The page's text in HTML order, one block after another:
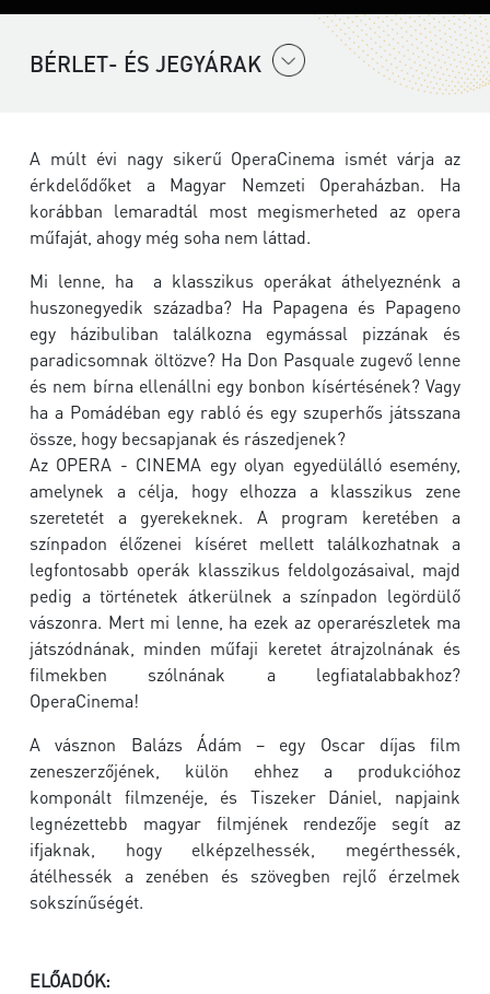
BÉRLET- ÉS JEGYÁRAK
A múlt évi nagy sikerű OperaCinema ismét várja az
érkdelődőket a Magyar Nemzeti Operaházban. Ha
korábban lemaradtál most megismerheted az opera
műfaját, ahogy még soha nem láttad.
Mi lenne, ha a klasszikus operákat áthelyeznénk a
huszonegyedik századba? Ha Papagena és Papageno
egy házibuliban találkozna egymással pizzának és
paradicsomnak öltözve? Ha Don Pasquale zugevő lenne
és nem bírna ellenállni egy bonbon kísértésének? Vagy
ha a Pomádéban egy rabló és egy szuperhős játsszana
össze, hogy becsapjanak és rászedjenek?
Az OPERA - CINEMA egy olyan egyedülálló esemény,
amelynek a célja, hogy elhozza a klasszikus zene
szeretetét a gyerekeknek. A program keretében a
színpadon élőzenei kíséret mellett találkozhatnak a
legfontosabb operák klasszikus feldolgozásaival, majd
pedig a történetek átkerülnek a színpadon legördülő
vászonra. Mert mi lenne, ha ezek az operarészletek ma
játszódnának, minden műfaji keretet átrajzolnának és
filmekben szólnának a legfiatalabbakhoz?
OperaCinema!
A vásznon Balázs Ádám – egy Oscar díjas film
zeneszerzőjének, külön ehhez a produkcióhoz
komponált filmzenéje, és Tiszeker Dániel, napjaink
legnézettebb magyar filmjének rendezője segít az
ifjaknak, hogy elképzelhessék, megérthessék,
átélhessék a zenében és szövegben rejlő érzelmek
sokszínűségét.
ELŐADÓK: